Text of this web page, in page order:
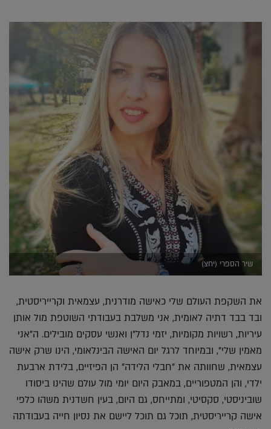
שיר הספרי (יחצ)
את השקפת העולם שלי כאישה מודרנית, עצמאית וקרייריסטית,
ובד בבד דתיה לאומית, אני משלבת בעבודתי השוטפת מול אותן
עיריות, רשויות מקומיות, יזמי נדל"ן ואנשי עסקים מובילים. ה"אני
מאמין שלי", ובמיוחד לרגל יום האישה הבינלאומי, הינו שרק אישה
עצמאית, שחוותה את "חבלי הלידה" הן הפיזיים, בלידת ארבעת
ילדי, והן המטפוריים, במאבק היום יומי מול עולם שהינו ביסודו
שוביניסטי, סקסיטי, ומתייחס, גם היום, בעין חשדנית משהו כלפי
אישה קרייריסטית, תוכל גם תוכל ליישם את נסיון חייה בעבודתה